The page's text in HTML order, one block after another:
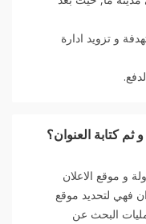
و تزويد ادارة
ثم كتابة العنوان؟
و موقع الاعلان
فهي لتحديد موقع
البحث عن